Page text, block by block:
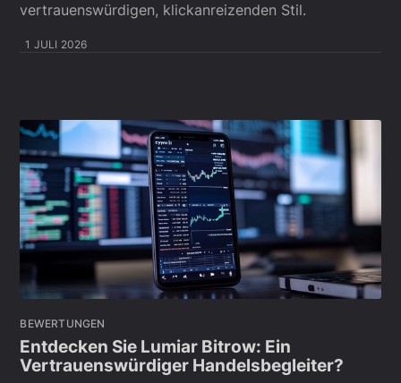
vertrauenswürdigen, klickanreizenden Stil.
1 JULI 2026
BEWERTUNGEN
Entdecken Sie Lumiar Bitrow: Ein
Vertrauenswürdiger Handelsbegleiter?